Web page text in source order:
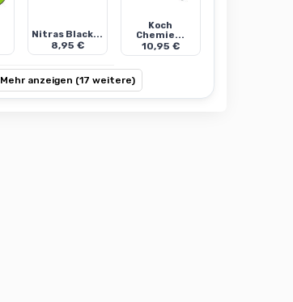
Nitras Black...
8,95 €
Koch
Chemie...
10,95 €
Mehr anzeigen (17 weitere)